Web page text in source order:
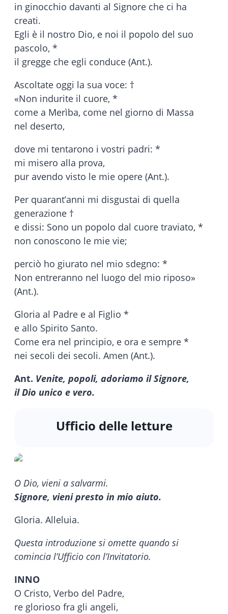
in ginocchio davanti al Signore che ci ha
creati.
Egli è il nostro Dio, e noi il popolo del suo
pascolo, *
il gregge che egli conduce (Ant.).
Ascoltate oggi la sua voce: †
«Non indurite il cuore, *
come a Merìba, come nel giorno di Massa
nel deserto,
dove mi tentarono i vostri padri: *
mi misero alla prova,
pur avendo visto le mie opere (Ant.).
Per quarant’anni mi disgustai di quella
generazione †
e dissi: Sono un popolo dal cuore traviato, *
non conoscono le mie vie;
perciò ho giurato nel mio sdegno: *
Non entreranno nel luogo del mio riposo»
(Ant.).
Gloria al Padre e al Figlio *
e allo Spirito Santo.
Come era nel principio, e ora e sempre *
nei secoli dei secoli. Amen (Ant.).
Ant. Venite, popoli, adoriamo il Signore,
il Dio unico e vero.
Ufficio delle letture
O Dio, vieni a salvarmi.
Signore, vieni presto in mio aiuto.
Gloria. Alleluia.
Questa introduzione si omette quando si
comincia l’Ufficio con l’Invitatorio.
INNO
O Cristo, Verbo del Padre,
re glorioso fra gli angeli,